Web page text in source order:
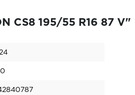
CS8 195/55 R16 87 V"